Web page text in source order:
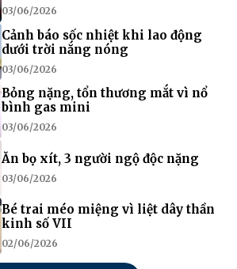
03/06/2026
Cảnh báo sốc nhiệt khi lao động
dưới trời nắng nóng
03/06/2026
Bỏng nặng, tổn thương mắt vì nổ
bình gas mini
03/06/2026
Ăn bọ xít, 3 người ngộ độc nặng
03/06/2026
Bé trai méo miệng vì liệt dây thần
kinh số VII
02/06/2026